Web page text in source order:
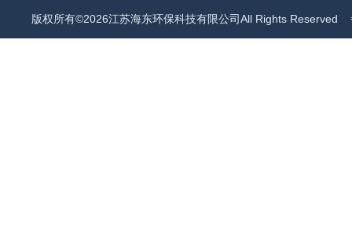
版权所有©2026江苏海东环保科技有限公司All Rights Reserved